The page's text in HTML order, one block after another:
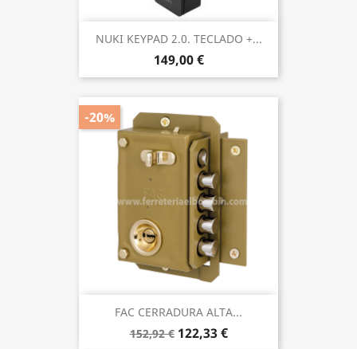
NUKI KEYPAD 2.0. TECLADO +...
149,00 €
FAC CERRADURA ALTA...
152,92 € 122,33 €
-20%